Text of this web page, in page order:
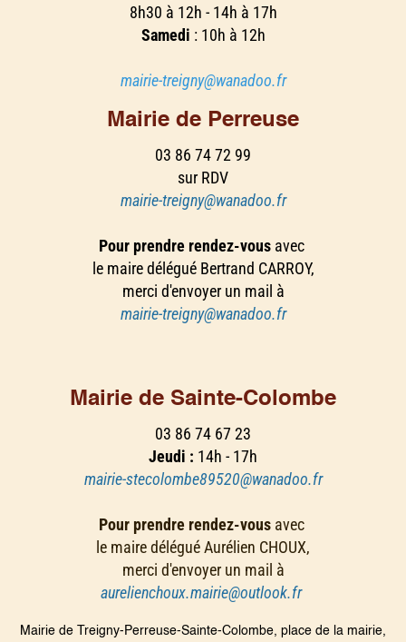
8h30 à 12h - 14h à 17h
Samedi : 10h à 12h
mairie-treigny@wanadoo.fr
Mairie de Perreuse
03 86 74 72 99
sur RDV
mairie-treigny@wanadoo.fr
Pour prendre rendez-vous avec
le maire délégué Bertrand CARROY,
merci d'envoyer un mail à
mairie-treigny@wanadoo.fr
Mairie de Sainte-Colombe
03 86 74 67 23
Jeudi : 14h - 17h
mairie-stecolombe89520@wanadoo.fr
Pour prendre rendez-vous avec
le maire délégué Aurélien CHOUX,
merci d'envoyer un mail à
aurelienchoux.mairie@outlook.fr
Mairie de Treigny-Perreuse-Sainte-Colombe, place de la mairie,